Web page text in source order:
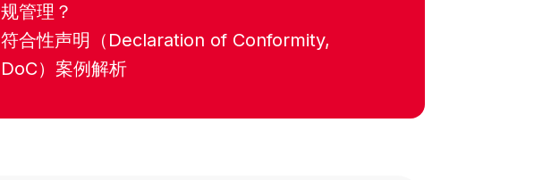
规管理？
符合性声明（Declaration of Conformity,
DoC）案例解析